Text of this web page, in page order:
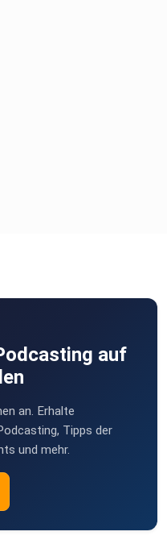
auf
an. Erhalte
Tipps der
und mehr.